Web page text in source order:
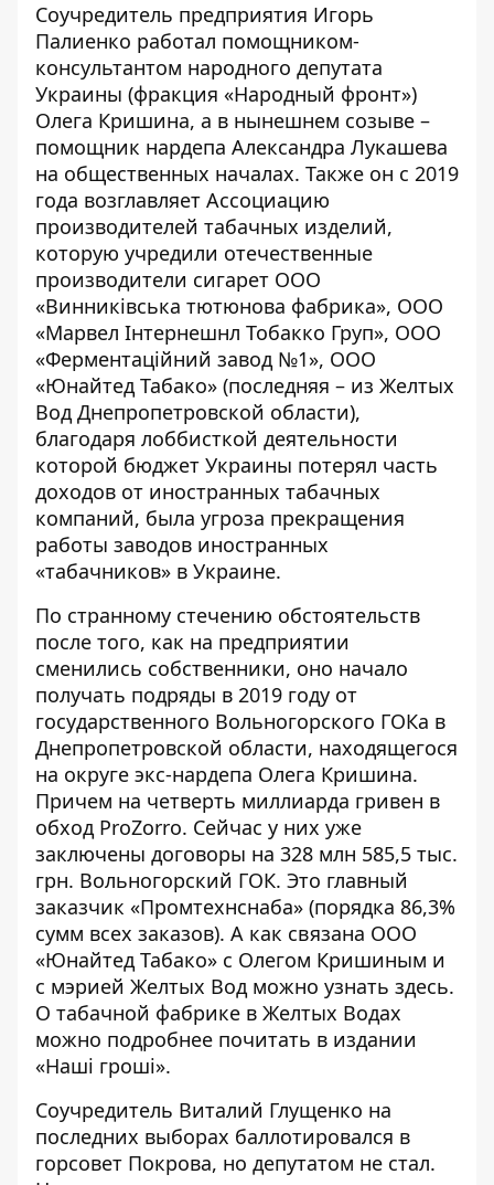
Соучредитель предприятия Игорь
Палиенко работал помощником-
консультантом народного депутата
Украины (фракция «Народный фронт»)
Олега Кришина, а в нынешнем созыве –
помощник нардепа Александра Лукашева
на общественных началах. Также он с 2019
года возглавляет Ассоциацию
производителей табачных изделий,
которую учредили отечественные
производители сигарет ООО
«Винниківська тютюнова фабрика», ООО
«Марвел Інтернешнл Тобакко Груп», ООО
«Ферментаційний завод №1», ООО
«Юнайтед Табако» (последняя – из Желтых
Вод Днепропетровской области),
благодаря лоббисткой деятельности
которой бюджет Украины потерял часть
доходов от иностранных табачных
компаний, была угроза прекращения
работы заводов иностранных
«табачников» в Украине.
По странному стечению обстоятельств
после того, как на предприятии
сменились собственники, оно начало
получать подряды в 2019 году от
государственного Вольногорского ГОКа в
Днепропетровской области, находящегося
на округе экс-нардепа Олега Кришина.
Причем на четверть миллиарда гривен в
обход ProZorro. Сейчас у них уже
заключены договоры на 328 млн 585,5 тыс.
грн. Вольногорский ГОК. Это главный
заказчик «Промтехнснаба» (порядка 86,3%
сумм всех заказов). А как связана ООО
«Юнайтед Табако» с Олегом Кришиным и
с мэрией Желтых Вод можно узнать здесь.
О табачной фабрике в Желтых Водах
можно подробнее почитать в издании
«Наші гроші».
Соучредитель Виталий Глущенко на
последних выборах баллотировался в
горсовет Покрова, но депутатом не стал.